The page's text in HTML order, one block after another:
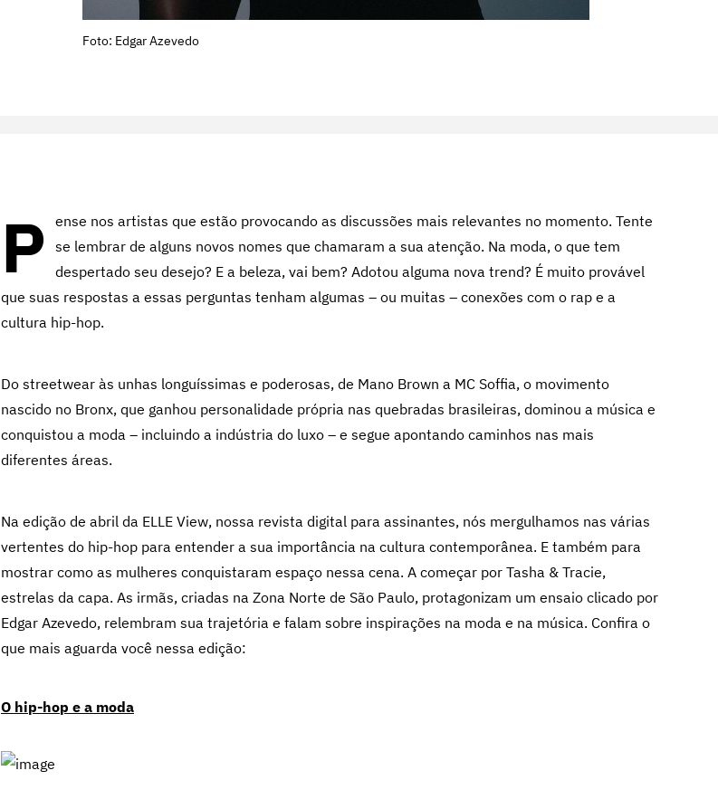
Foto: Edgar Azevedo
P
ense nos artistas que estão provocando as discussões mais relevantes no momento. Tente
se lembrar de alguns novos nomes que chamaram a sua atenção. Na moda, o que tem
despertado seu desejo? E a beleza, vai bem? Adotou alguma nova trend? É muito provável
que suas respostas a essas perguntas tenham algumas – ou muitas – conexões com o rap e a
cultura hip-hop.
Do streetwear às unhas longuíssimas e poderosas, de Mano Brown a MC Soffia, o movimento
nascido no Bronx, que ganhou personalidade própria nas quebradas brasileiras, dominou a música e
conquistou a moda – incluindo a indústria do luxo – e segue apontando caminhos nas mais
diferentes áreas.
Na edição de abril da ELLE View, nossa revista digital para assinantes, nós mergulhamos nas várias
vertentes do hip-hop para entender a sua importância na cultura contemporânea. E também para
mostrar como as mulheres conquistaram espaço nessa cena. A começar por Tasha & Tracie,
estrelas da capa. As irmãs, criadas na Zona Norte de São Paulo, protagonizam um ensaio clicado por
Edgar Azevedo, relembram sua trajetória e falam sobre inspirações na moda e na música. Confira o
que mais aguarda você nessa edição:
O hip-hop e a moda